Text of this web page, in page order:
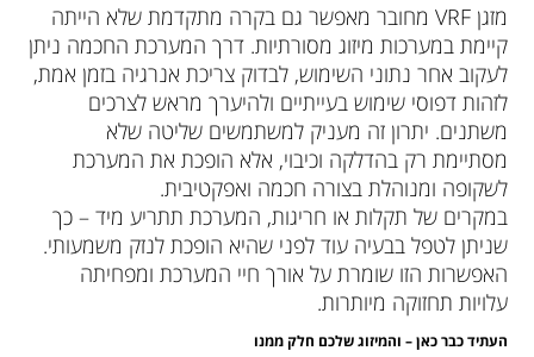
מזגן VRF מחובר מאפשר גם בקרה מתקדמת שלא הייתה
קיימת במערכות מיזוג מסורתיות. דרך המערכת החכמה ניתן
לעקוב אחר נתוני השימוש, לבדוק צריכת אנרגיה בזמן אמת,
לזהות דפוסי שימוש בעייתיים ולהיערך מראש לצרכים
משתנים. יתרון זה מעניק למשתמשים שליטה שלא
מסתיימת רק בהדלקה וכיבוי, אלא הופכת את המערכת
לשקופה ומנוהלת בצורה חכמה ואפקטיבית.
במקרים של תקלות או חריגות, המערכת תתריע מיד – כך
שניתן לטפל בבעיה עוד לפני שהיא הופכת לנזק משמעותי.
האפשרות הזו שומרת על אורך חיי המערכת ומפחיתה
עלויות תחזוקה מיותרות.
העתיד כבר כאן – והמיזוג שלכם חלק ממנו